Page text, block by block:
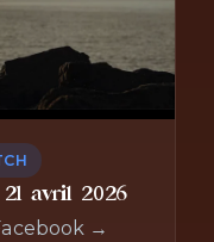
avril 2026
→